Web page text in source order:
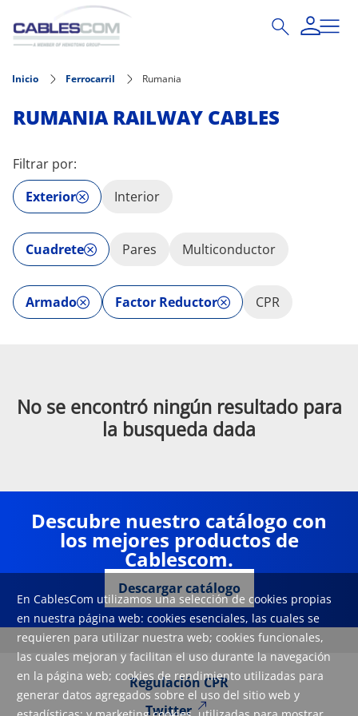
Pasar al contenido principal
En CablesCom utilizamos una selección de cookies propias
en nuestra página web: cookies esenciales, las cuales se
requieren para utilizar nuestra web; cookies funcionales,
las cuales mejoran y facilitan el uso durante la navegación
en la página web; cookies de rendimiento utilizadas para
generar datos agregados sobre el uso del sitio web y
Inicio Ferrocarril Rumania
RUMANIA RAILWAY CABLES
Filtrar por:
Exterior
Interior
Cuadrete Pares Multiconductor
Armado Factor Reductor CPR
No se encontró ningún resultado para
la busqueda dada
Descubre nuestro catálogo con
los mejores productos de
Cablescom.
Descargar catálogo
Regulación CPR
Twitter